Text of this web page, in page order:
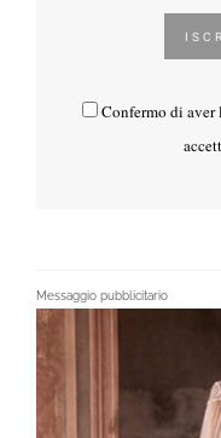
Confermo di aver
Messaggio pubblicitario